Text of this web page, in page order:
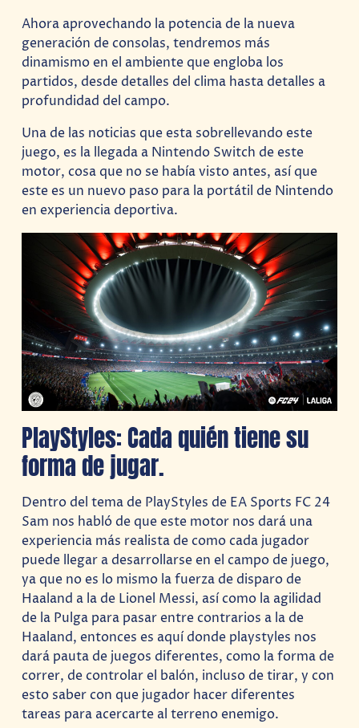
Ahora aprovechando la potencia de la nueva
generación de consolas, tendremos más
dinamismo en el ambiente que engloba los
partidos, desde detalles del clima hasta detalles a
profundidad del campo.
Una de las noticias que esta sobrellevando este
juego, es la llegada a Nintendo Switch de este
motor, cosa que no se había visto antes, así que
este es un nuevo paso para la portátil de Nintendo
en experiencia deportiva.
PlayStyles: Cada quién tiene su
forma de jugar.
Dentro del tema de PlayStyles de EA Sports FC 24
Sam nos habló de que este motor nos dará una
experiencia más realista de como cada jugador
puede llegar a desarrollarse en el campo de juego,
ya que no es lo mismo la fuerza de disparo de
Haaland a la de Lionel Messi, así como la agilidad
de la Pulga para pasar entre contrarios a la de
Haaland, entonces es aquí donde playstyles nos
dará pauta de juegos diferentes, como la forma de
correr, de controlar el balón, incluso de tirar, y con
esto saber con que jugador hacer diferentes
tareas para acercarte al terreno enemigo.